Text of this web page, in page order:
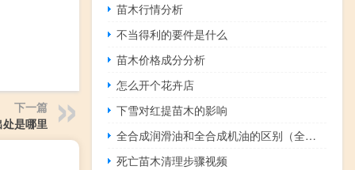
下一篇
是哪里
苗木行情分析
不当得利的要件是什么
苗木价格成分分析
怎么开个花卉店
下雪对红提苗木的影响
全合成润滑油和全合成机油的区别（全合成润滑油）
死亡苗木清理步骤视频